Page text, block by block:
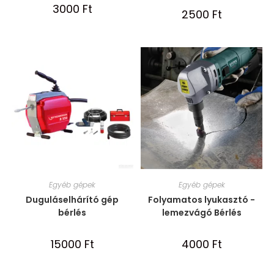
3000 Ft 2500 Ft
Egyéb gépek
Duguláselhárító gép
bérlés
15000 Ft
Egyéb gépek
Folyamatos lyukasztó -
lemezvágó Bérlés
4000 Ft